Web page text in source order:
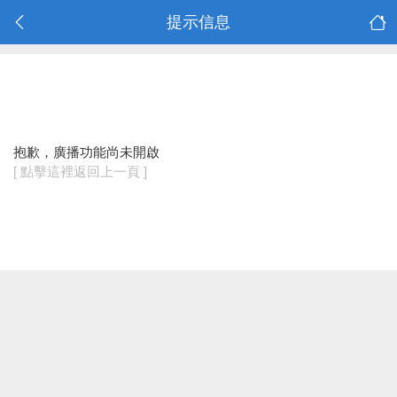
提示信息
抱歉，廣播功能尚未開啟
[ 點擊這裡返回上一頁 ]